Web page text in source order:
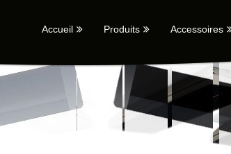
Accueil Produits Accessoires